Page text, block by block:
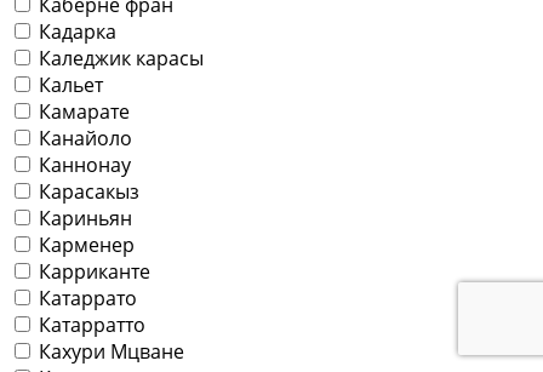
Кадарка
Каледжик карасы
Кальет
Камарате
Канайоло
Каннонау
Карасакыз
Кариньян
Карменер
Карриканте
Катаррато
Катарратто
Кахури Мцване